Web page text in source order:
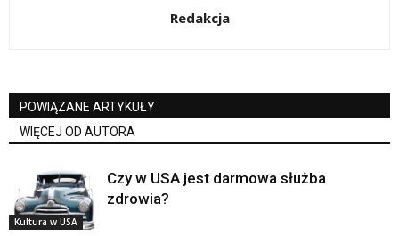
Redakcja
POWIĄZANE ARTYKUŁY
WIĘCEJ OD AUTORA
Kultura w USA
Czy w USA jest darmowa służba
zdrowia?